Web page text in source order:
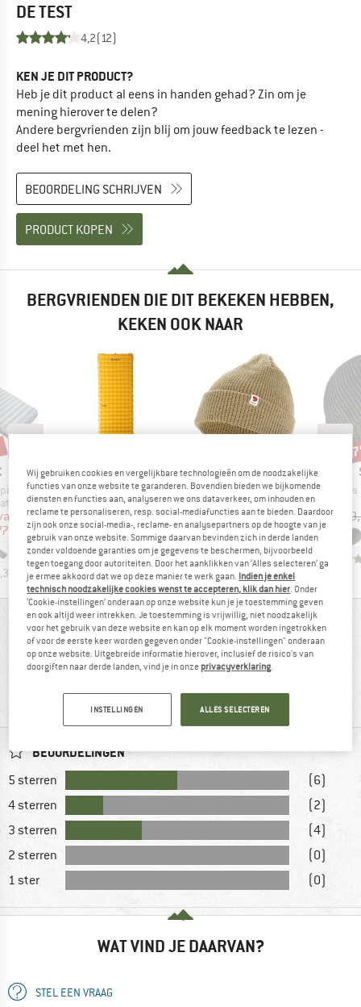
DE TEST
4,2(12)
KEN JE DIT PRODUCT?
Heb je dit product al eens in handen gehad? Zin om je
mening hierover te delen?
Andere bergvrienden zijn blij om jouw feedback te lezen -
deel het met hen.
BEOORDELING SCHRIJVEN
PRODUCT KOPEN
BERGVRIENDEN DIE DIT BEKEKEN HEBBEN,
KEKEN OOK NAAR
Mat
prijs
)
MERK
NEMO
Artikel
Tensor Trail
Productgroep
Slaapmat
Prijs
€ 209,95Verlaagde prijs
vanaf
€ 178,46
4,3(9)
MERK
FJÄLLRÄVEN
Artikel
Tab Hat
Productgroep
Muts
Prijs
€ 34,95
+6
4,8(43)
Artikel
Women's Heavy
€
-
BEOORDELINGSOVERZICHT
4,2
(12) raden dit product aan
BEOORDELINGEN
5 sterren
(6)
4 sterren
(2)
3 sterren
(4)
2 sterren
(0)
1 ster
(0)
WAT VIND JE DAARVAN?
STEL EEN VRAAG
Wij gebruiken cookies en vergelijkbare technologieën om de noodzakelijke
functies van onze website te garanderen. Bovendien bieden we bijkomende
diensten en functies aan, analyseren we ons dataverkeer, om inhouden en
reclame te personaliseren, resp. social-mediafuncties aan te bieden. Daardoor
zijn ook onze social-media-, reclame- en analysepartners op de hoogte van je
gebruik van onze website. Sommige daarvan bevinden zich in derde landen
zonder voldoende garanties om je gegevens te beschermen, bijvoorbeeld
tegen toegang door autoriteiten. Door het aanklikken van ‘Alles selecteren’ ga
je ermee akkoord dat we op deze manier te werk gaan. Indien je enkel
technisch noodzakelijke cookies wenst te accepteren, klik dan hier . Onder
‘Cookie-instellingen’ onderaan op onze website kun je je toestemming geven
en ook altijd weer intrekken. Je toestemming is vrijwillig, niet noodzakelijk
voor het gebruik van deze website en kan op elk moment worden ingetrokken
of voor de eerste keer worden gegeven onder "Cookie-instellingen" onderaan
op onze website. Uitgebreide informatie hierover, inclusief de risico's van
doorgiften naar derde landen, vind je in onze privacyverklaring
INSTELLINGEN ALLES SELECTEREN